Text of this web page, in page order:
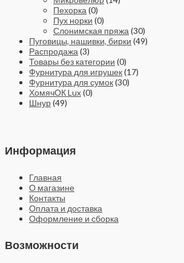
Пехорка(0)
Пух норки (0)
Слонимская пряжа(30)
Пуговицы, нашивки, бирки (49)
Распродажа(3)
Товары без категории (0)
Фурнитура для игрушек(17)
Фурнитура для сумок(30)
ХомячОК Lux(0)
Шнур(49)
Информация
Главная
О магазине
Контакты
Оплата и доставка
Оформление и сборка
Возможности